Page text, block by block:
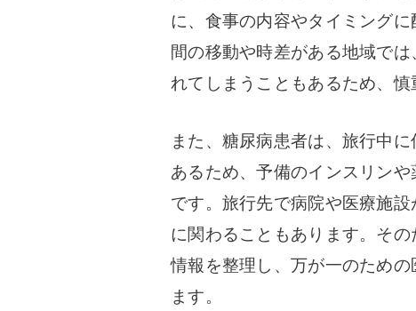
に、食事の内容やタイミング
間の移動や時差がある地域で
れてしまうこともあるため、慎
また、糖尿病患者は、旅行中
あるため、予備のインスリン
です。旅行先で病院や医療施
に関わることもあります。そ
情報を整理し、万が一のため
ます。